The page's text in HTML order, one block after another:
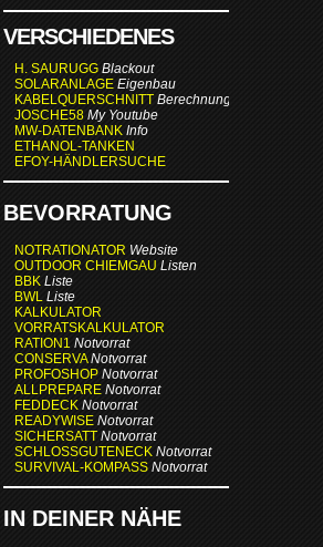
VERSCHIEDENES
H. SAURUGG Blackout
SOLARANLAGE Eigenbau
KABELQUERSCHNITT Berechnung
JOSCHE58 My Youtube
MW-DATENBANK Info
ETHANOL-TANKEN
EFOY-HÄNDLERSUCHE
BEVORRATUNG
NOTRATIONATOR Website
OUTDOOR CHIEMGAU Listen
BBK Liste
BWL Liste
KALKULATOR
VORRATSKALKULATOR
RATION1 Notvorrat
CONSERVA Notvorrat
PROFOSHOP Notvorrat
ALLPREPARE Notvorrat
FEDDECK Notvorrat
READYWISE Notvorrat
SICHERSATT Notvorrat
SCHLOSSGUTENECK Notvorrat
SURVIVAL-KOMPASS Notvorrat
IN DEINER NÄHE